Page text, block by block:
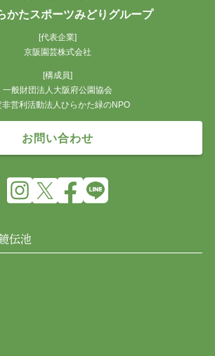
かたスポーツみどりグループ
[代表企業]
京阪園芸株式会社
[構成員]
一般財団法人大阪府公園協会
非営利活動法人ひらかた緑のNPO
お問い合わせ
伝池